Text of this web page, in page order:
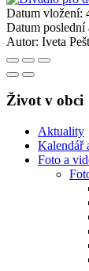
Datum vložení:
Datum poslední
Autor: Iveta
Život v obci
Aktuality
Kalendář
Foto a